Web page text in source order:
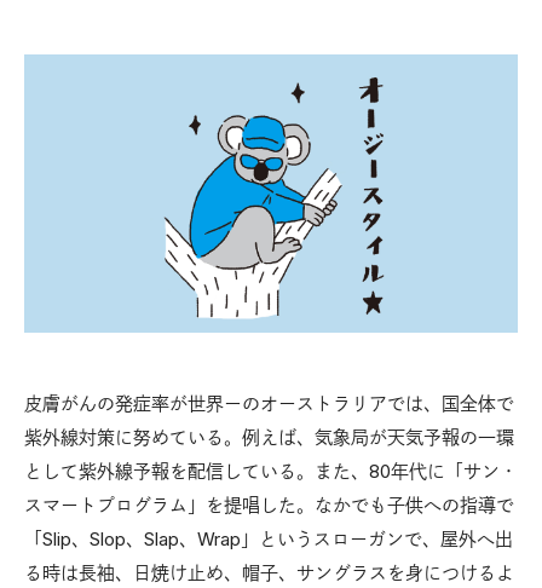
皮膚がんの発症率が世界ーのオーストラリアでは、国全体で
紫外線対策に努めている。例えば、気象局が天気予報の一環
として紫外線予報を配信している。また、80年代に「サン・
スマートプログラム」を提唱した。なかでも子供への指導で
「Slip、Slop、Slap、Wrap」というスローガンで、屋外へ出
る時は長袖、日焼け止め、帽子、サングラスを身につけるよ